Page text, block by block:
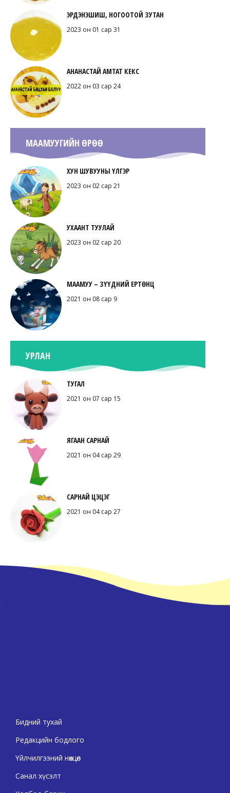
ЭРДЭНЭШИШ, НОГООТОЙ ЗУТАН
2023 он 01 сар 31
АНАНАСТАЙ АМТАТ КЕКС
2022 он 03 сар 24
МААМУУГИЙН ӨРӨӨ
ХУН ШУВУУНЫ ҮЛГЭР
2023 он 02 сар 21
УХААНТ ТУУЛАЙ
2023 он 02 сар 20
МААМУУ – ЗҮҮДНИЙ ЕРТӨНЦ
2021 он 08 сар 9
УРЛАН
ТУГАЛ
2021 он 07 сар 15
ЯГААН САРНАЙ
2021 он 04 сар 29
САРНАЙ ЦЭЦЭГ
2021 он 04 сар 27
Бидний тухай
Редакцийн бодлого
Үйлчилгээний нөхцөл
Санал хүсэлт